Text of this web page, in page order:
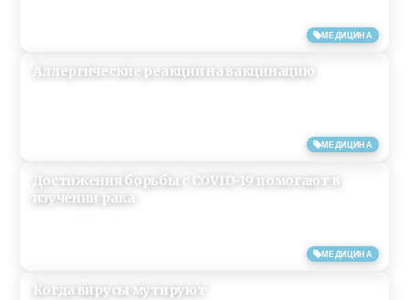
МЕДИЦИНА
МЕДИЦИНА
Аллергические реакции на вакцинацию
МЕДИЦИНА
Достижения борьбы с COVID-19 помогают в
изучении рака
Когда вирусы мутируют